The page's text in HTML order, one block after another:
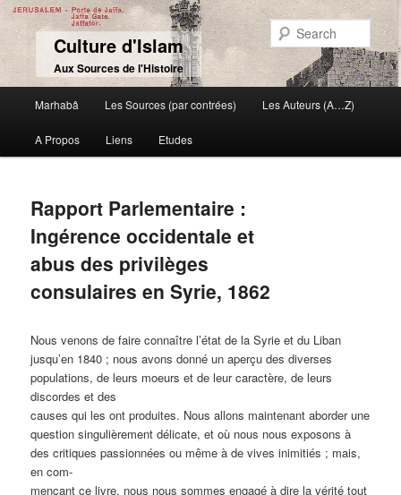
Culture d'Islam
Aux Sources de l'Histoire
Skip to primary content
Skip to secondary content
Marhabâ Les Sources (par contrées) Les Auteurs (A…Z)
A Propos Liens Etudes
Rapport Parlementaire :
Ingérence occidentale et
abus des privilèges
consulaires en Syrie, 1862
Nous venons de faire connaître l’état de la Syrie et du Liban
jusqu’en 1840 ; nous avons donné un aperçu des diverses
populations, de leurs moeurs et de leur caractère, de leurs
discordes et des
causes qui les ont produites. Nous allons maintenant aborder une
question singulièrement délicate, et où nous nous exposons à
des critiques passionnées ou même à de vives inimitiés ; mais,
en com-
mençant ce livre, nous nous sommes engagé à dire la vérité tout